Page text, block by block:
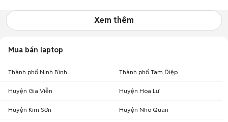
Xem thêm
Mua bán laptop
Thành phố Ninh Bình Thành phố Tam Điệp
Huyện Gia Viễn Huyện Hoa Lư
Huyện Kim Sơn Huyện Nho Quan